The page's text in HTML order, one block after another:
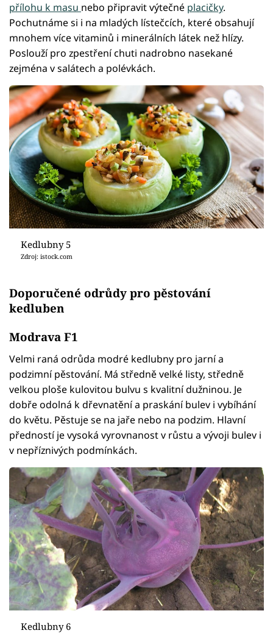
přílohu k masu nebo připravit výtečné placičky.
Pochutnáme si i na mladých lístečcích, které obsahují
mnohem více vitaminů i minerálních látek než hlízy.
Poslouží pro zpestření chuti nadrobno nasekané
zejména v salátech a polévkách.
Kedlubny 5
Zdroj: istock.com
Doporučené odrůdy pro pěstování
kedluben
Modrava F1
Velmi raná odrůda modré kedlubny pro jarní a
podzimní pěstování. Má středně velké listy, středně
velkou ploše kulovitou bulvu s kvalitní dužninou. Je
dobře odolná k dřevnatění a praskání bulev i vybíhání
do květu. Pěstuje se na jaře nebo na podzim. Hlavní
předností je vysoká vyrovnanost v růstu a vývoji bulev i
v nepříznivých podmínkách.
Kedlubny 6